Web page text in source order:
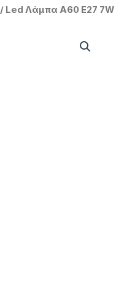
/ Led Λάμπα A60 E27